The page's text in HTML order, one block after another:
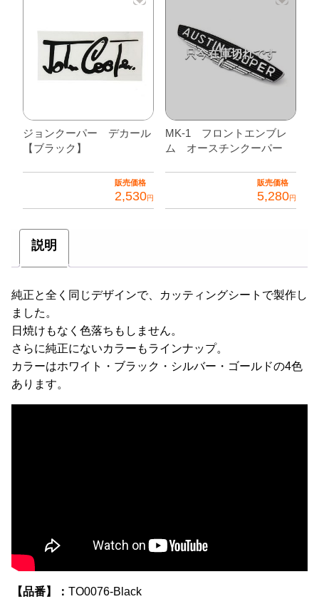
ジョンクーパー デカール
【ブラック】
販売価格
2,530円
MK-1 フロントエンブレ
ム オースチンクーパー
販売価格
5,280円
説明
純正と全く同じデザインで、カッティングシートで製作し
ました。
日焼けもなく色落ちもしません。
さらに純正にないカラーもラインナップ。
カラーはホワイト・ブラック・シルバー・ゴールドの4色
あります。
【品番】： TO0076-Black